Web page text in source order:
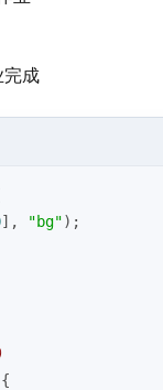
成
], "bg");